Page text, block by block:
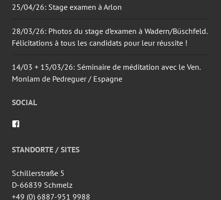
25/04/26: Stage examen à Arlon
28/03/26: Photos du stage d’examen à Wadern/Büschfeld.
Félicitations à tous les candidats pour leur réussite !
14/03 + 15/03/26: Séminaire de méditation avec le Ven.
Monlam de Pedreguer / Espagne
SOCIAL
de
wingtsun.arlon
Facebook
STANDORTE / SITES
Schillerstraße 5
D-66839 Schmelz
+49 (0) 6887-951 9988